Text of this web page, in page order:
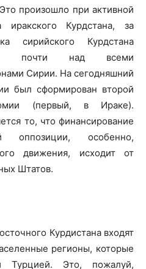
произошло при активной
иракского Курдстана, за
сирийского Курдстана
почти над всеми
Сирии. На сегодняшний
был сформирован второй
(первый, в Ираке).
то, что финансирование
оппозиции, особенно,
движения, исходит от
Штатов.
Курдистана входят
регионы, которые
Это, пожалуй,